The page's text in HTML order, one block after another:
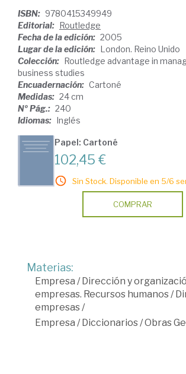
ISBN: 9780415349949
Editorial: Routledge
Fecha de la edición: 2005
Lugar de la edición: London. Reino Unido
Colección: Routledge advantage in
business studies
Encuadernación: Cartoné
Medidas: 24 cm
Nº Pág.: 240
Idiomas: Inglés
Papel: Cartoné
102,45 €
Sin Stock. Disponible en 5/6
COMPRAR
Materias:
Empresa /Dirección y
empresas. Recursos humanos/
empresas/
Empresa /Diccionarios/Obras